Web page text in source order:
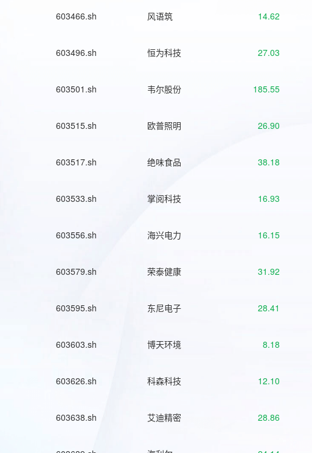
603466.sh 风语筑 14.62
603496.sh 恒为科技 27.03
603501.sh 韦尔股份 185.55
603515.sh 欧普照明 26.90
603517.sh 绝味食品 38.18
603533.sh 掌阅科技 16.93
603556.sh 海兴电力 16.15
603579.sh 荣泰健康 31.92
603595.sh 东尼电子 28.41
603603.sh 博天环境 8.18
603626.sh 科森科技 12.10
603638.sh 艾迪精密 28.86